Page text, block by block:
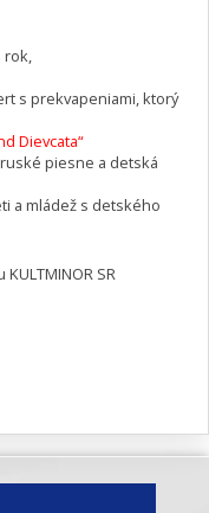
rok,
s prekvapeniami, ktorý
Dievcata“
piesne a detská
a mládež s detského
SR